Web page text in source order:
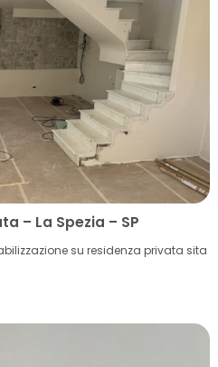
– La Spezia – SP
su residenza privata sita